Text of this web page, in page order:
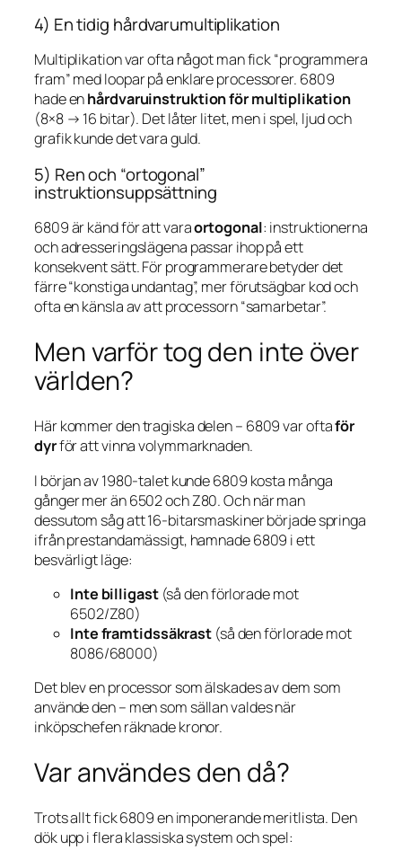
4) En tidig hårdvarumultiplikation
Multiplikation var ofta något man fick “programmera
fram” med loopar på enklare processorer. 6809
hade enhårdvaruinstruktion för multiplikation
(8×8 → 16 bitar). Det låter litet, men i spel, ljud och
grafik kunde det vara guld.
5) Ren och “ortogonal”
instruktionsuppsättning
6809 är känd för att varaortogonal: instruktionerna
och adresseringslägena passar ihop på ett
konsekvent sätt. För programmerare betyder det
färre “konstiga undantag”, mer förutsägbar kod och
ofta en känsla av att processorn “samarbetar”.
Men varför tog den inte över
världen?
Här kommer den tragiska delen – 6809 var oftaför
dyrför att vinna volymmarknaden.
I början av 1980-talet kunde 6809 kosta många
gånger mer än 6502 och Z80. Och när man
dessutom såg att 16-bitarsmaskiner började springa
ifrån prestandamässigt, hamnade 6809 i ett
besvärligt läge:
Inte billigast(så den förlorade mot
6502/Z80)
Inte framtidssäkrast (så den förlorade mot
8086/68000)
Det blev en processor som älskades av dem som
använde den – men som sällan valdes när
inköpschefen räknade kronor.
Var användes den då?
Trots allt fick 6809 en imponerande meritlista. Den
dök upp i flera klassiska system och spel: